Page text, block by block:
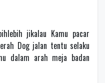
jikalau Kamu pacar
Dog jalan tentu selaku
dalam arah meja badan